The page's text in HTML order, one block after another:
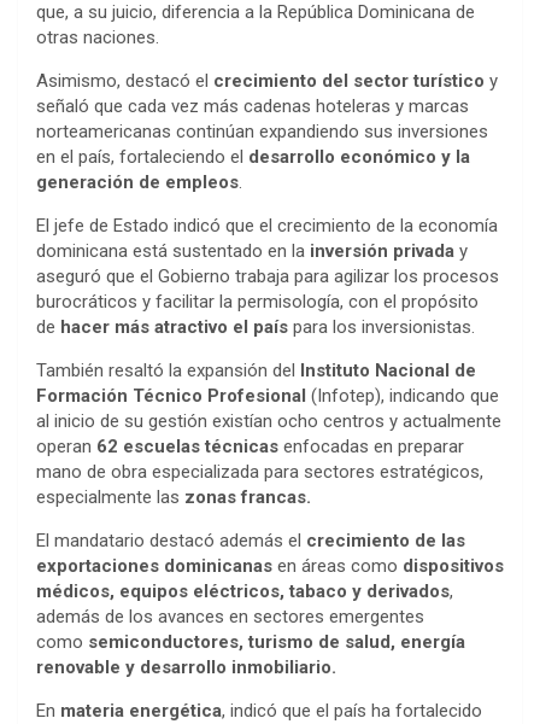
que, a su juicio, diferencia a la República Dominicana de
otras naciones.
Asimismo, destacó el crecimiento del sector turístico y
señaló que cada vez más cadenas hoteleras y marcas
norteamericanas continúan expandiendo sus inversiones
en el país, fortaleciendo el desarrollo económico y la
generación de empleos.
El jefe de Estado indicó que el crecimiento de la economía
dominicana está sustentado en la inversión privada y
aseguró que el Gobierno trabaja para agilizar los procesos
burocráticos y facilitar la permisología, con el propósito
de hacer más atractivo el país para los inversionistas.
También resaltó la expansión del Instituto Nacional de
Formación Técnico Profesional (Infotep), indicando que
al inicio de su gestión existían ocho centros y actualmente
operan 62 escuelas técnicas enfocadas en preparar
mano de obra especializada para sectores estratégicos,
especialmente las zonas francas.
El mandatario destacó además el crecimiento de las
exportaciones dominicanas en áreas como dispositivos
médicos, equipos eléctricos, tabaco y derivados,
además de los avances en sectores emergentes
como semiconductores, turismo de salud, energía
renovable y desarrollo inmobiliario.
En materia energética, indicó que el país ha fortalecido